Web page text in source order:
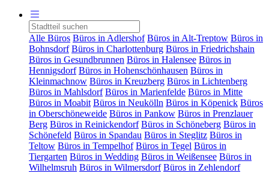
Alle Büros Büros in Adlershof Büros in Alt-Treptow Büros in
Bohnsdorf Büros in Charlottenburg Büros in Friedrichshain
Büros in Gesundbrunnen Büros in Halensee Büros in
Hennigsdorf Büros in Hohenschönhausen Büros in
Kleinmachnow Büros in Kreuzberg Büros in Lichtenberg
Büros in Mahlsdorf Büros in Marienfelde Büros in Mitte
Büros in Moabit Büros in Neukölln Büros in Köpenick Büros
in Oberschöneweide Büros in Pankow Büros in Prenzlauer
Berg Büros in Reinickendorf Büros in Schöneberg Büros in
Schönefeld Büros in Spandau Büros in Steglitz Büros in
Teltow Büros in Tempelhof Büros in Tegel Büros in
Tiergarten Büros in Wedding Büros in Weißensee Büros in
Wilhelmsruh Büros in Wilmersdorf Büros in Zehlendorf